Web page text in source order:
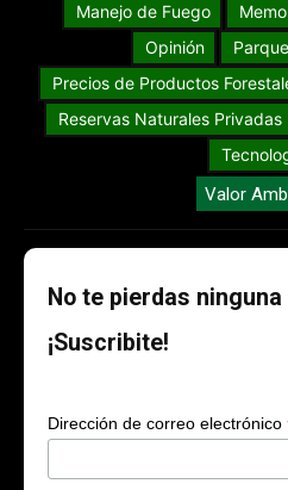
Manejo de Fuego
Opinión
Precios de Productos
Reservas Naturales Privadas
Valor
No te pierdas
¡Suscribite!
Dirección de correo electrónico